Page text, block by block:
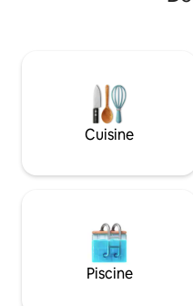
d'un grand jardin avec
tranquillité règne. Ici...
très heureux.
Cuisine
Piscine